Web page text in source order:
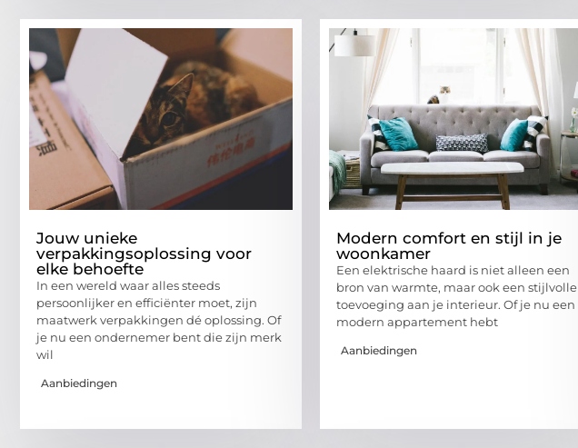
Jouw unieke
verpakkingsoplossing voor
elke behoefte
In een wereld waar alles steeds
persoonlijker en efficiënter moet, zijn
maatwerk verpakkingen dé oplossing. Of
je nu een ondernemer bent die zijn merk
wil
Aanbiedingen
Modern comfort en stijl in je
woonkamer
Een elektrische haard is niet alleen een
bron van warmte, maar ook een stijlvolle
toevoeging aan je interieur. Of je nu een
modern appartement hebt
Aanbiedingen